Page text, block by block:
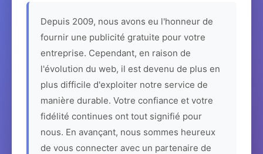
Depuis 2009, nous avons eu l'honneur de
fournir une publicité gratuite pour votre
entreprise. Cependant, en raison de
l'évolution du web, il est devenu de plus en
plus difficile d'exploiter notre service de
manière durable. Votre confiance et votre
fidélité continues ont tout signifié pour
nous. En avançant, nous sommes heureux
de vous connecter avec un partenaire de